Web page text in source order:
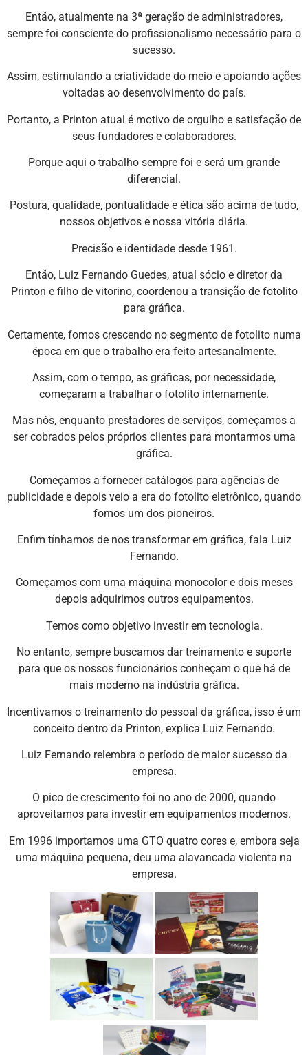
Então, atualmente na 3ª geração de administradores,
sempre foi consciente do profissionalismo necessário para o
sucesso.
Assim, estimulando a criatividade do meio e apoiando ações
voltadas ao desenvolvimento do país.
Portanto, a Printon atual é motivo de orgulho e satisfação de
seus fundadores e colaboradores.
Porque aqui o trabalho sempre foi e será um grande
diferencial.
Postura, qualidade, pontualidade e ética são acima de tudo,
nossos objetivos e nossa vitória diária.
Precisão e identidade desde 1961.
Então, Luiz Fernando Guedes, atual sócio e diretor da
Printon e filho de vitorino, coordenou a transição de fotolito
para gráfica.
Certamente, fomos crescendo no segmento de fotolito numa
época em que o trabalho era feito artesanalmente.
Assim, com o tempo, as gráficas, por necessidade,
começaram a trabalhar o fotolito internamente.
Mas nós, enquanto prestadores de serviços, começamos a
ser cobrados pelos próprios clientes para montarmos uma
gráfica.
Começamos a fornecer catálogos para agências de
publicidade e depois veio a era do fotolito eletrônico, quando
fomos um dos pioneiros.
Enfim tínhamos de nos transformar em gráfica, fala Luiz
Fernando.
Começamos com uma máquina monocolor e dois meses
depois adquirimos outros equipamentos.
Temos como objetivo investir em tecnologia.
No entanto, sempre buscamos dar treinamento e suporte
para que os nossos funcionários conheçam o que há de
mais moderno na indústria gráfica.
Incentivamos o treinamento do pessoal da gráfica, isso é um
conceito dentro da Printon, explica Luiz Fernando.
Luiz Fernando relembra o período de maior sucesso da
empresa.
O pico de crescimento foi no ano de 2000, quando
aproveitamos para investir em equipamentos modernos.
Em 1996 importamos uma GTO quatro cores e, embora seja
uma máquina pequena, deu uma alavancada violenta na
empresa.